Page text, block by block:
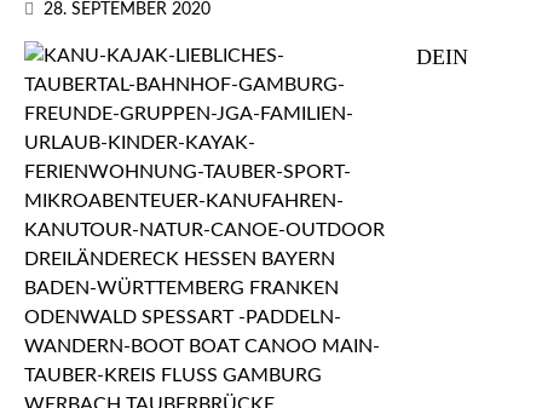
28. SEPTEMBER 2020
DEIN